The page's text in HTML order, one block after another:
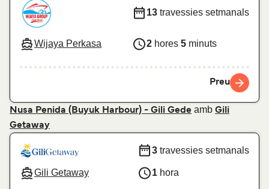
Wijaya Perkasa
13 travessies setmanals
2 hores 5 minuts
Preu
Nusa Penida (Buyuk Harbour) - Gili Gede amb Gili
Getaway
Gili Getaway
3 travessies setmanals
1 hora